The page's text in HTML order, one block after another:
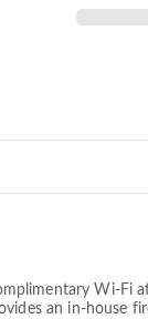
Wi-Fi
an in-house